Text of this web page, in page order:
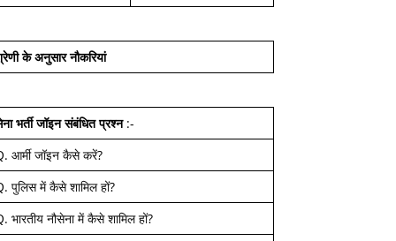
के अनुसार नौकरियां
भर्ती जॉइन संबंधित प्रश्न:-
आर्मी जॉइन कैसे करें?
पुलिस में कैसे शामिल हों?
भारतीय नौसेना में कैसे शामिल हों?